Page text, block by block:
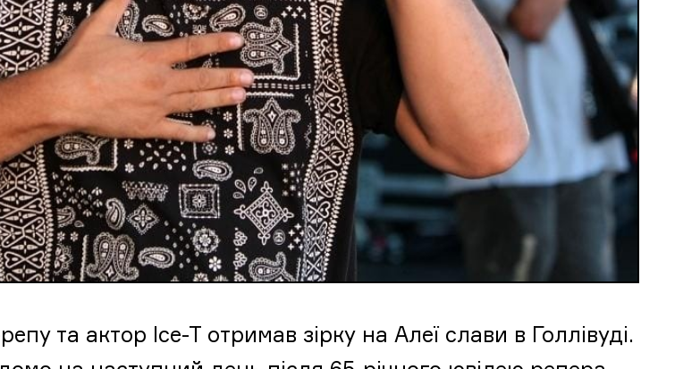
репу та актор Ice-T отримав зірку на Алеї слави в Голлівуді.